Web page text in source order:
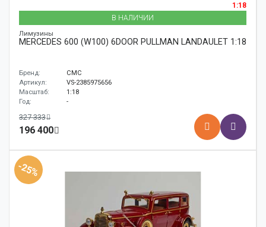
1:18
В НАЛИЧИИ
Лимузины
MERCEDES 600 (W100) 6DOOR PULLMAN LANDAULET 1:18
Бренд:
CMC
Артикул:
VS-2385975656
Масштаб:
1:18
Год:
-
327 333
196 400
-25%